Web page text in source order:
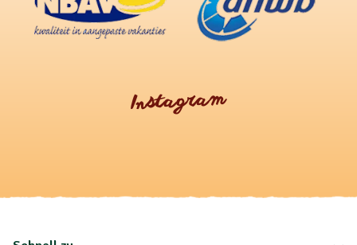
Instagram